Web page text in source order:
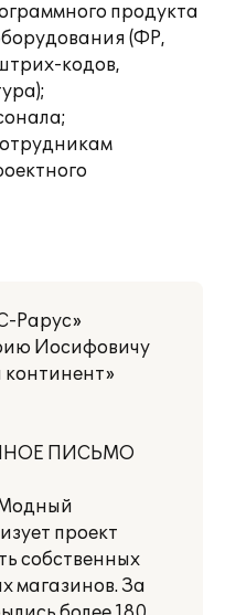
продукта
(ФР,
кодов,
Рарус»
Иосифовичу
ПИСЬМО
проект
собственных
магазинов. За